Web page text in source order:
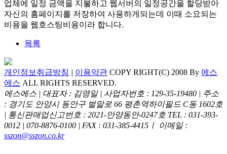
업체에 일정 금액을 지불하고 웹서버의 일정공간을 할당받아
자신의 홈페이지를 저장하여 사용하게되는데 이때 소요되는
비용을 웹호스팅비용이라 합니다.
목록
개인정보취급방침 | 이용약관 COPY RIGHT(C) 2008 By 에스
에스 ALL RIGHTS RESERVED.
에스에스 | 대표자 : 김영일 | 사업자번호 : 129-35-19480 | 주소
: 경기도 안양시 동안구 벌말로 66 평촌역하이필드 C동 1602호
| 통신판매업신고번호 : 2021-안양동안-0247호 TEL : 031-393-
0012 | 070-8876-0100 | FAX : 031-385-4415ㅣ 이메일 :
sszon@sszon.co.kr